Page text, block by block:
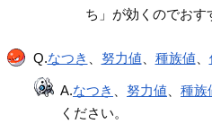
ち」が効くのでおす
Q.なつき 努力値 種族値
A.なつき 、努力値 、種族
ください。